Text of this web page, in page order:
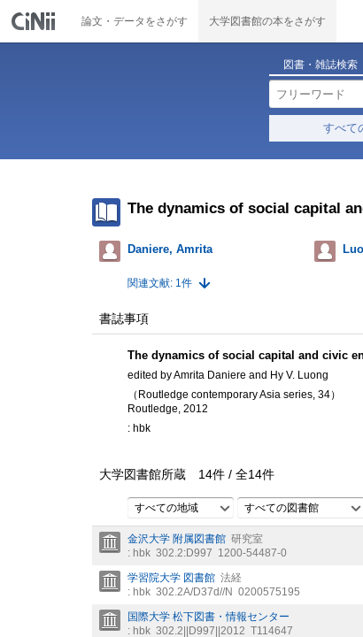
論文・データをさがす 大学図書館の本をさがす
図書・雑誌検索
すべて
The dynamics of social capital
Daniere, Amrita
関連文献: 1件
書誌事項
The dynamics of social capital and civic
edited by Amrita Daniere and Hy V. Luong
（Routledge contemporary Asia series, 34）
Routledge, 2012
: hbk
大学図書館所蔵 14件 / 全14件
すべての地域 すべての図書館
金沢大学 附属図書館 研究室
: hbk 302.2:D997 1200-54487-0
学習院大学 図書館 法経
: hbk 302.2A/D37d//N 0200575195
国際大学 松下図書・情報センター
: hbk 302.2||D997||2012 T114647